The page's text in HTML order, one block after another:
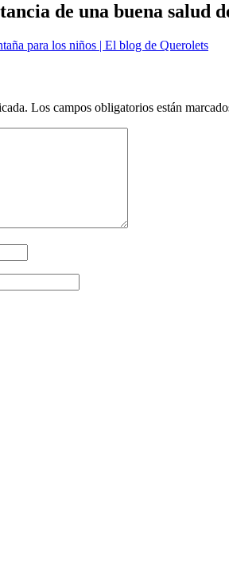
de una buena salud
para los niños | El blog de Querolets
Los campos obligatorios están